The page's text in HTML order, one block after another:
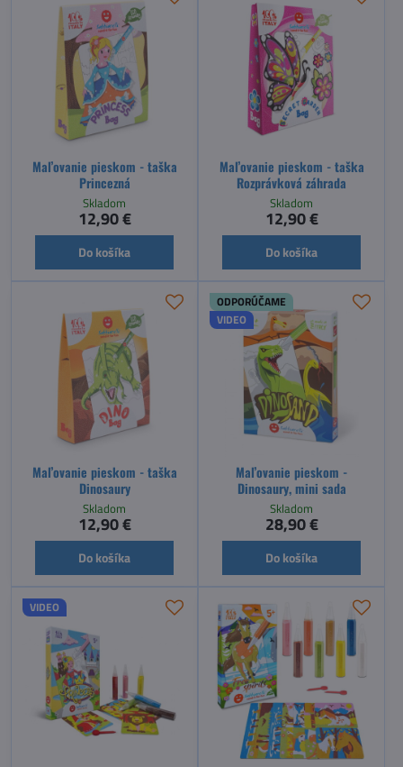
Maľovanie pieskom - taška
Princezná
Skladom
12,90 €
Do košíka
Maľovanie pieskom - taška
Rozprávková záhrada
Skladom
12,90 €
Do košíka
Maľovanie pieskom - taška
Dinosaury
Skladom
12,90 €
Do košíka
ODPORÚČAME
VIDEO
Maľovanie pieskom -
Dinosaury, mini sada
Skladom
28,90 €
Do košíka
VIDEO